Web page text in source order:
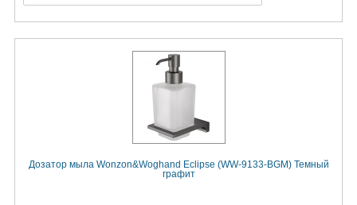
Дозатор мыла Wonzon&Woghand Eclipse (WW-9133-BGM) Темный
графит